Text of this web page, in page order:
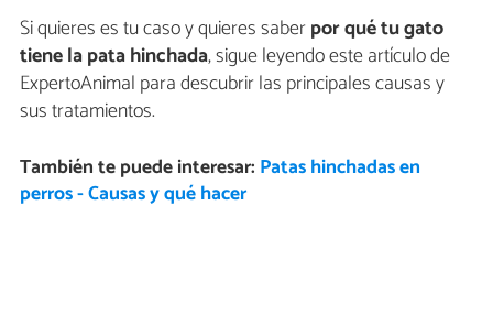
Si quieres es tu caso y quieres saberpor qué tu gato
tiene la pata hinchada, sigue leyendo este artículo de
ExpertoAnimal para descubrir las principales causas y
sus tratamientos.
También te puede interesar: Patas hinchadas en
perros - Causas y qué hacer